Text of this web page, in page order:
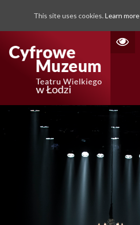
This site uses cookies. Learn more